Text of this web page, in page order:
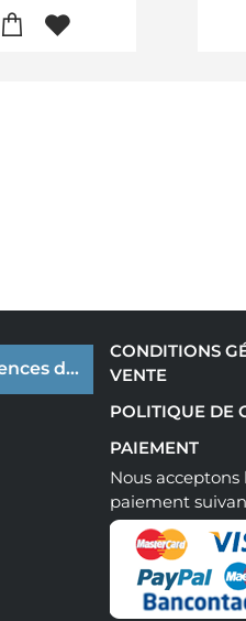
de cookies
CONDITIONS
VENTE
POLITIQUE DE
PAIEMENT
Nous acceptons
paiement